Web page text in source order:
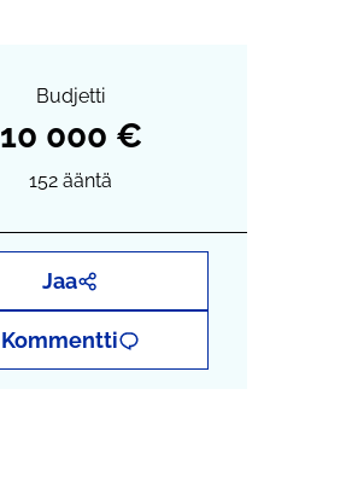
Budjetti
10 000 €
152ääntä
Jaa
Kommentti